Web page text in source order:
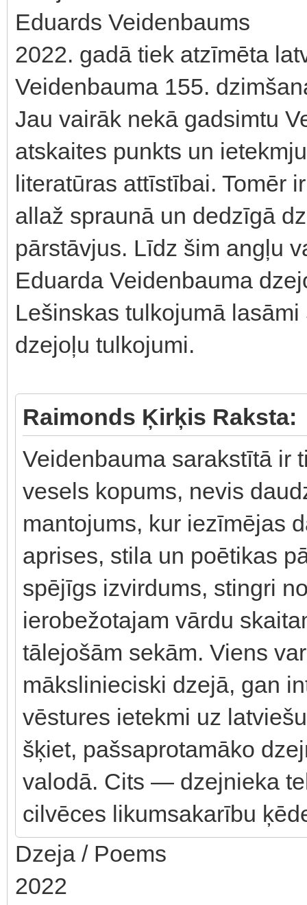
Eduards Veidenbaums
2022. gadā tiek atzīmēta
Veidenbauma 155.
Jau vairāk nekā gadsimtu
atskaites punkts un
literatūras attīstībai. Tomēr
allaž spraunā un dedzīgā
pārstāvjus. Līdz šim angļu
Eduarda Veidenbauma
Lešinskas tulkojumā
dzejoļu tulkojumi.
Raimonds Ķirķis Raksta:
Veidenbauma sarakstītā ir
vesels kopums, nevis
mantojums, kur iezīmējas
aprises, stila un poētikas
spējīgs izvirdums, stingri
ierobežotajam vārdu
tālejošām sekām. Viens
mākslinieciski dzejā, gan
vēstures ietekmi uz
šķiet, pašsaprotamāko
valodā. Cits — dzejnieka
cilvēces likumsakarību
Dzeja / Poems
2022